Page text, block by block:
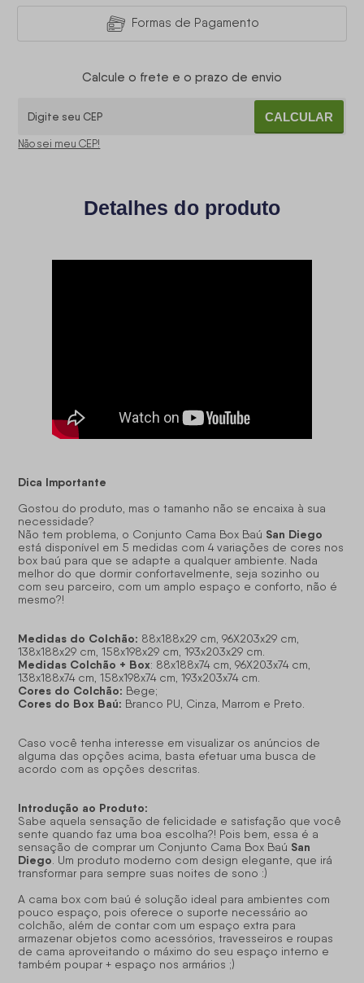
Formas de Pagamento
Calcule o frete e o prazo de envio
CALCULAR
Não sei meu CEP!
Detalhes do produto
Dica Importante
Gostou do produto, mas o tamanho não se encaixa à sua
necessidade?
Não tem problema, o Conjunto Cama Box Baú San Diego
está disponível em 5 medidas com 4 variações de cores nos
box baú para que se adapte a qualquer ambiente. Nada
melhor do que dormir confortavelmente, seja sozinho ou
com seu parceiro, com um amplo espaço e conforto, não é
mesmo?!
Medidas do Colchão: 88x188x29 cm, 96X203x29 cm,
138x188x29 cm, 158x198x29 cm, 193x203x29 cm.
Medidas Colchão + Box: 88x188x74 cm, 96X203x74 cm,
138x188x74 cm, 158x198x74 cm, 193x203x74 cm.
Cores do Colchão: Bege;
Cores do Box Baú: Branco PU, Cinza, Marrom e Preto.
Caso você tenha interesse em visualizar os anúncios de
alguma das opções acima, basta efetuar uma busca de
acordo com as opções descritas.
Introdução ao Produto:
Sabe aquela sensação de felicidade e satisfação que você
sente quando faz uma boa escolha?! Pois bem, essa é a
sensação de comprar um Conjunto Cama Box Baú San
Diego . Um produto moderno com design elegante, que irá
transformar para sempre suas noites de sono :)
A cama box com baú é solução ideal para ambientes com
pouco espaço, pois oferece o suporte necessário ao
colchão, além de contar com um espaço extra para
armazenar objetos como acessórios, travesseiros e roupas
de cama aproveitando o máximo do seu espaço interno e
também poupar + espaço nos armários ;)